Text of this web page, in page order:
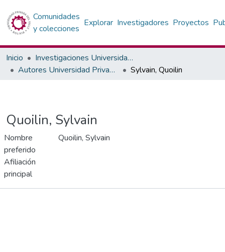
Comunidades
y colecciones
Explorar Investigadores Proyectos
Inicio
Investigaciones Universidad Privada del Valle
Autores Universidad Privada del Valle
Sylvain, Quoilin
Quoilin, Sylvain
Nombre
preferido
Quoilin, Sylvain
Afiliación
principal